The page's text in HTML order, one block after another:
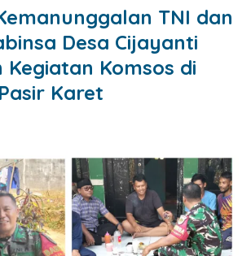
TNI dan
Desa Cijayanti
Kegiatan Komsos di
Karet